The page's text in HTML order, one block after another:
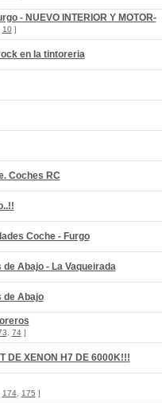
- NUEVO INTERIOR Y MOTOR-
10]
en la tintoreria
Coches RC
Coche - Furgo
Abajo - La Vaqueirada
de Abajo
74]
DE XENON H7 DE 6000K!!!
174, 175 ]